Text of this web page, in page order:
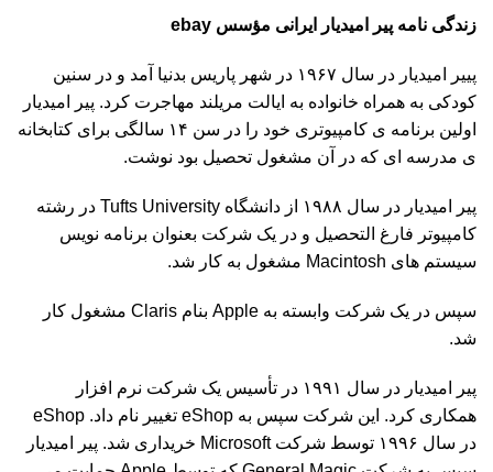
زندگی نامه پیر امیدیار ایرانی مؤسس ebay
پییر امیدیار در سال ۱۹۶۷ در شهر پاریس بدنیا آمد و در سنین
کودکى به همراه خانواده به ایالت مریلند مهاجرت کرد. پير اميديار
اولین برنامه ی کامپیوترى خود را در سن ۱۴ سالگى براى کتابخانه
ی مدرسه اى که در آن مشغول تحصیل بود نوشت.
پير اميديار در سال ۱۹۸۸ از دانشگاه Tufts University در رشته
کامپیوتر فارغ التحصیل و در یک شرکت بعنوان برنامه نویس
سیستم هاى Macintosh مشغول به کار شد.
سپس در یک شرکت وابسته به Apple بنام Claris مشغول کار
شد.
پير اميديار در سال ۱۹۹۱ در تأسیس یک شرکت نرم افزار
همکارى کرد. این شرکت سپس به eShop تغییر نام داد. eShop
در سال ۱۹۹۶ توسط شرکت Microsoft خریدارى شد. پير اميديار